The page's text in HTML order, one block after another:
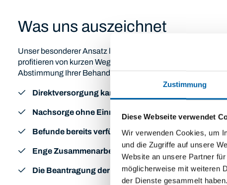
Zustimmung
Diese Webseite verwendet
Wir verwenden Cookies, um
und die Zugriffe auf unsere
Website an unsere Partner
möglicherweise mit weiteren
der Dienste gesammelt haben.
Was uns auszeichnet
Unser besonderer Ansatz liegt in der nahtlosen Betreuung
profitieren von kurzen Wegen, direkter Kommunikation
Abstimmung Ihrer Behandlung:
Direktversorgung kardiologischer Patientinnen und
Nachsorge ohne Einrichtungswechsel - Kurze
Befunde bereits verfügbardurch zentrale
Enge Zusammenarbeit der Ärztinnen und Ärzte für
Die Beantragung der Reha für Patientinnen und